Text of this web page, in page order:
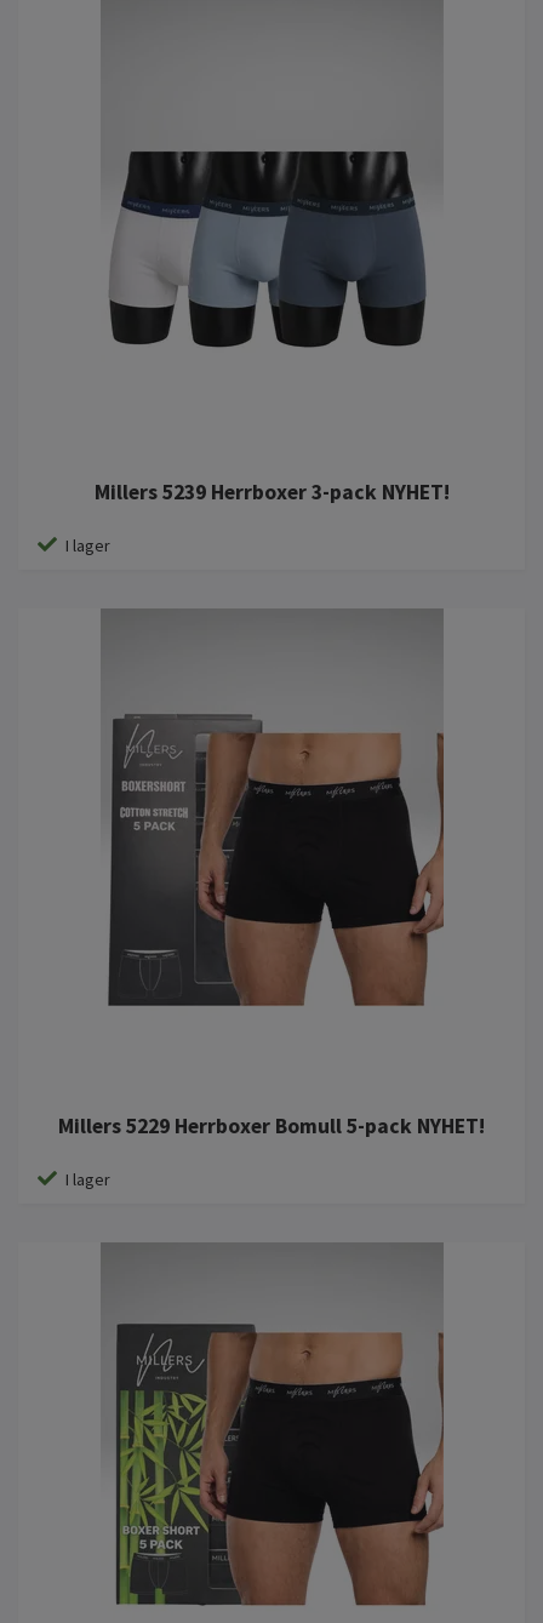
Millers 5239 Herrboxer 3-pack NYHET!
I lager
Millers 5229 Herrboxer Bomull 5-pack NYHET!
I lager